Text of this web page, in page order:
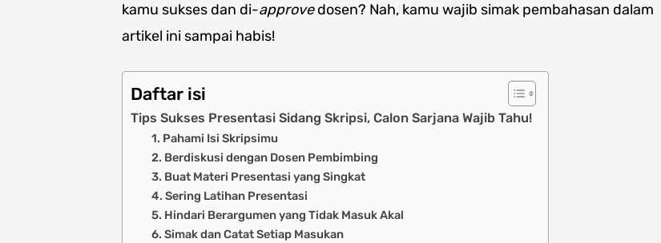
kamu sukses dan di-approvedosen? Nah, kamu wajib simak pembahasan dalam
artikel ini sampai habis!
Daftar isi
Tips Sukses Presentasi Sidang Skripsi, Calon Sarjana Wajib Tahu!
1. Pahami Isi Skripsimu
2. Berdiskusi dengan Dosen Pembimbing
3. Buat Materi Presentasi yang Singkat
4. Sering Latihan Presentasi
5. Hindari Berargumen yang Tidak Masuk Akal
6. Simak dan Catat Setiap Masukan